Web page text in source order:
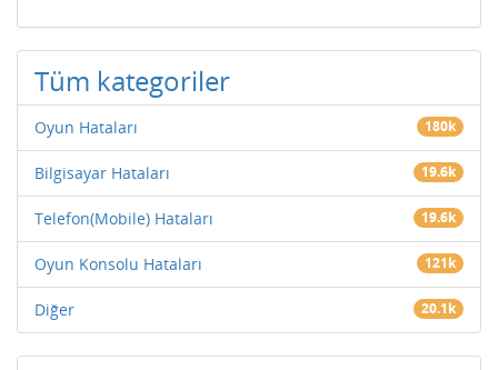
Tüm kategoriler
Oyun Hataları 180k
Bilgisayar Hataları 19.6k
Telefon(Mobile) Hataları 19.6k
Oyun Konsolu Hataları 121k
Diğer 20.1k